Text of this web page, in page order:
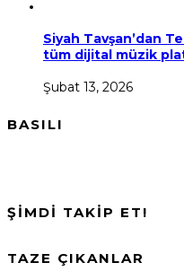
Siyah Tavşan’dan
tüm dijital müzik
Şubat 13, 2026
BASILI
ŞİMDİ TAKİP ET!
TAZE ÇIKANLAR